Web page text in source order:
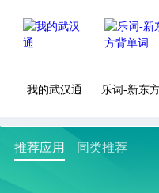
我的武汉通 乐词-新东
推荐应用 同类推荐